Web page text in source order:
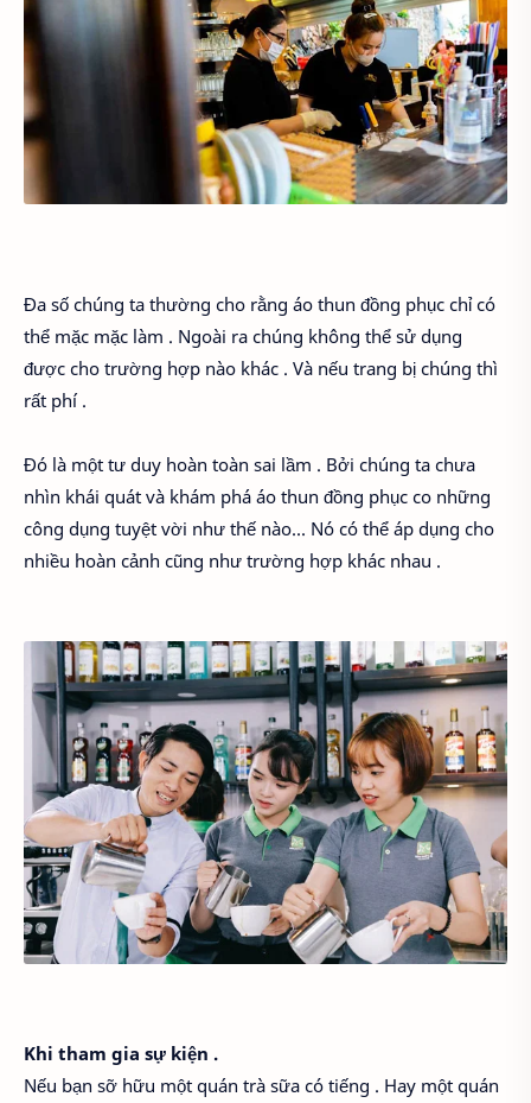
Đa số chúng ta thường cho rằng áo thun đồng phục chỉ có
thể mặc mặc làm . Ngoài ra chúng không thể sử dụng
được cho trường hợp nào khác . Và nếu trang bị chúng thì
rất phí .
Đó là một tư duy hoàn toàn sai lầm . Bởi chúng ta chưa
nhìn khái quát và khám phá áo thun đồng phục co những
công dụng tuyệt vời như thế nào... Nó có thể áp dụng cho
nhiều hoàn cảnh cũng như trường hợp khác nhau .
Khi tham gia sự kiện .
Nếu bạn sỡ hữu một quán trà sữa có tiếng . Hay một quán